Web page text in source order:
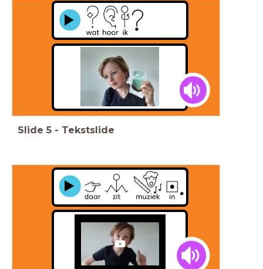
Slide 5 - Tekstslide